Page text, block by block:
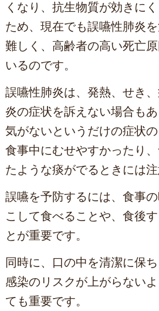
くなり、抗生物質が効きに
ため、現在でも誤嚥性肺炎
難しく、高齢者の高い死亡
いるのです。
誤嚥性肺炎は、発熱、せき
炎の症状を訴えない場合も
気がないというだけの症状の
食事中にむせやすかったり
たような痰がでるときには注
誤嚥を予防するには、食事
こして食べることや、食後
とが重要です。
同時に、口の中を清潔に保
感染のリスクが上がらない
ても重要です。